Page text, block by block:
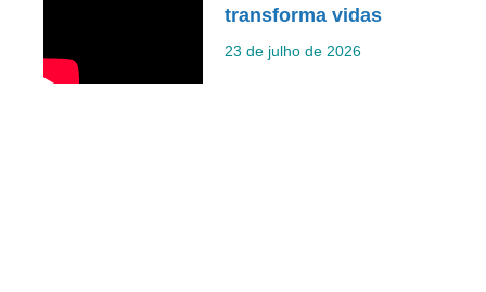
transforma vidas
23 de julho de 2026